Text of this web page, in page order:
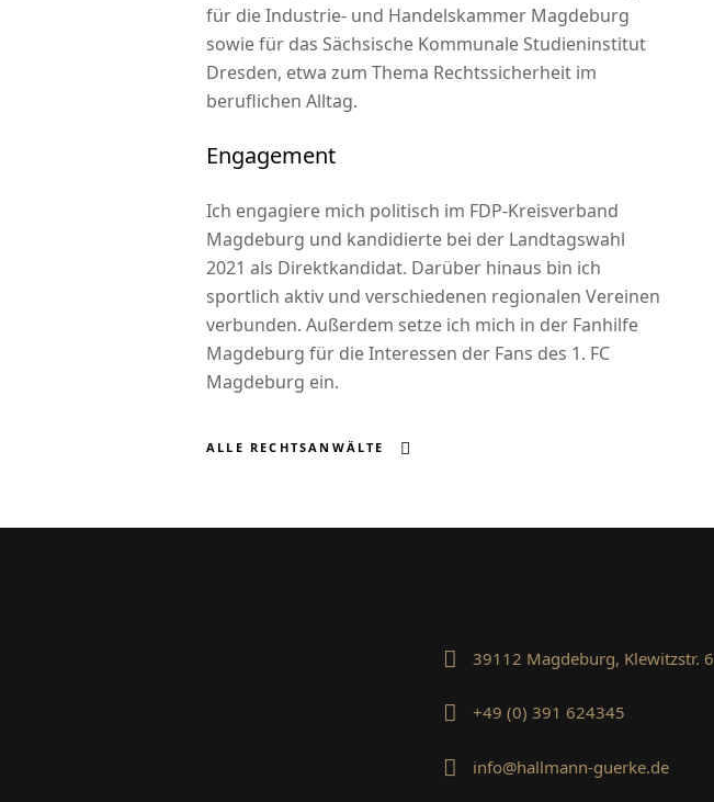
für die Industrie- und Handelskammer Magdeburg
sowie für das Sächsische Kommunale Studieninstitut
Dresden, etwa zum Thema Rechtssicherheit im
beruflichen Alltag.
Engagement
Ich engagiere mich politisch im FDP-Kreisverband
Magdeburg und kandidierte bei der Landtagswahl
2021 als Direktkandidat. Darüber hinaus bin ich
sportlich aktiv und verschiedenen regionalen Vereinen
verbunden. Außerdem setze ich mich in der Fanhilfe
Magdeburg für die Interessen der Fans des 1. FC
Magdeburg ein.
ALLE RECHTSANWÄLTE
39112 Magdeburg, Klewitzstr. 6
+49 (0) 391 624345
info@hallmann-guerke.de